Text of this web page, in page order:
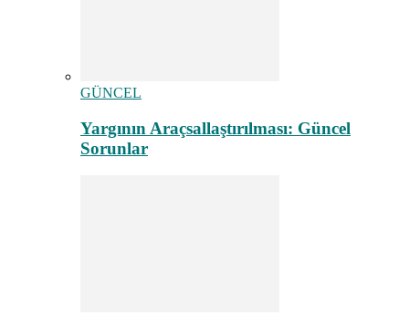
GÜNCEL
Yargının Araçsallaştırılması: Güncel
Sorunlar